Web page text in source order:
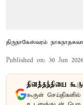
திருநாகேஸ்வரம்
Published on: 30 Jun
தினத்தந்தியை
கூகுள்